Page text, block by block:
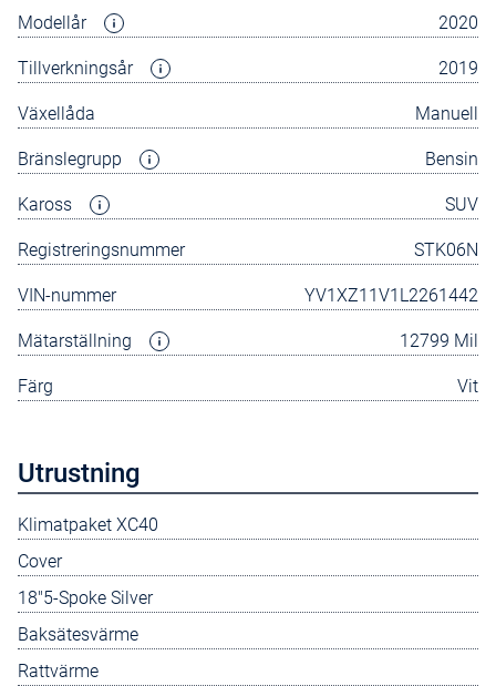
Modellår 2020
Tillverkningsår 2019
Växellåda Manuell
Bränslegrupp Bensin
Kaross SUV
Registreringsnummer STK06N
VIN-nummer YV1XZ11V1L2261442
Mätarställning 12799 Mil
Färg Vit
Utrustning
Klimatpaket XC40
Cover
18"5-Spoke Silver
Baksätesvärme
Rattvärme